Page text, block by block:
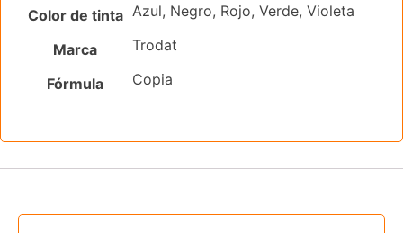
Color de tinta Azul, Negro, Rojo, Verde, Violeta
Marca Trodat
Fórmula Copia